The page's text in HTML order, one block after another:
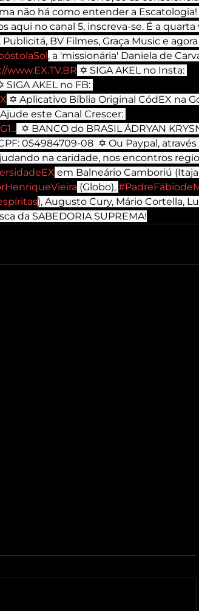
não há como entender a Escatologia!
aqui no canal 5, inscreva-se. É a
BV Filmes, Graça Music e
, a 'missionária' Daniela de
www.EX.TV.BR ✡ SIGA AKEL no Insta:
SIGA AKEL no FB:
✡ Aplicativo Bíblia Original CódEX na
este Canal Crescer:
✡ BANCO do BRASIL ÁDRYAN
CPF: 054984709-08  ✡ Ou Paypal,
na caridade, nos encontros
em Balneário Camboriú
(Globo),
), Augusto Cury, Mário Cortella,
da SABEDORIA SUPREMA!